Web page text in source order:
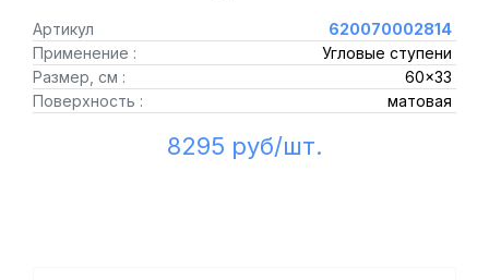
Артикул
620070002814
Применение :
Угловые ступени
Размер, см :
60x33
Поверхность :
матовая
8295 руб/шт.